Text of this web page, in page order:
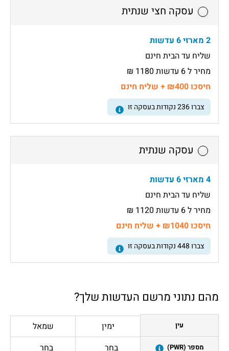
עסקה חצי שנתית
2 מארזי 6 עדשות
שליח עד הבית חינם
מחיר ל 6 עדשות 1180 ₪
חיסכו ₪400 + שליח חינם
צברו236נקודות בעסקה זו
עסקה שנתית
4 מארזי 6 עדשות
שליח עד הבית חינם
מחיר ל 6 עדשות 1120 ₪
חיסכו ₪1040 + שליח חינם
צברו448נקודות בעסקה זו
מהם נתוני מרשם העדשות שלך?
עין
מספר (PWR)
ימין
בחר
שמאל
בחר